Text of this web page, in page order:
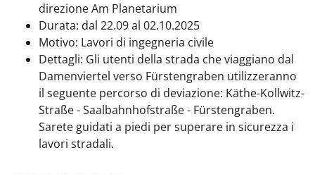
direzione Am Planetarium
Durata: dal 22.09 al 02.10.2025
Motivo: Lavori di ingegneria civile
Dettagli: Gli utenti della strada che viaggiano dal
Damenviertel verso Fürstengraben utilizzeranno
il seguente percorso di deviazione: Käthe-Kollwitz-
Straße - Saalbahnhofstraße - Fürstengraben.
Sarete guidati a piedi per superare in sicurezza i
lavori stradali.